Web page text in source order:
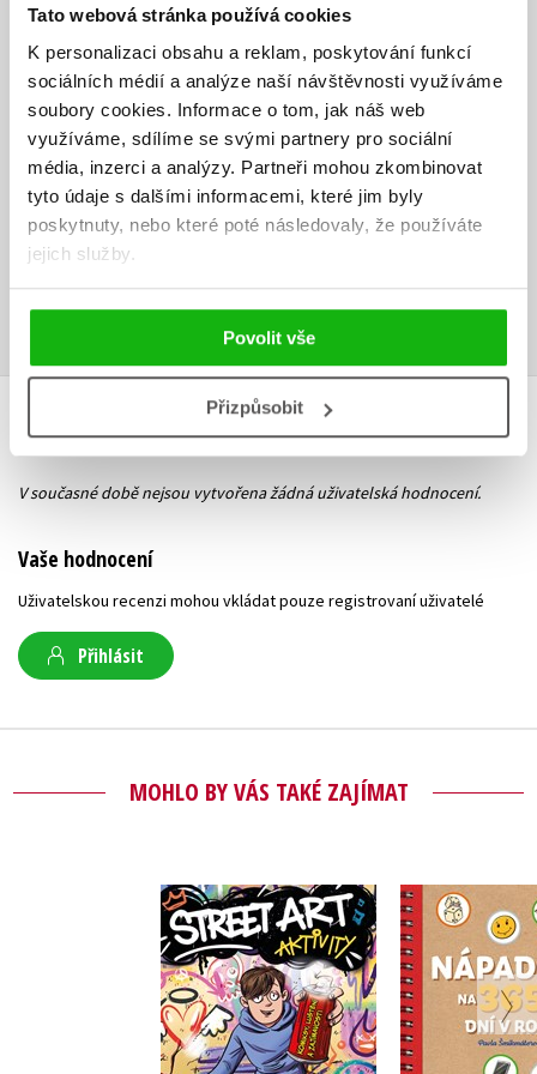
Tato webová stránka používá cookies
K personalizaci obsahu a reklam, poskytování funkcí
sociálních médií a analýze naší návštěvnosti využíváme
soubory cookies. Informace o tom, jak náš web
využíváme, sdílíme se svými partnery pro sociální
média, inzerci a analýzy. Partneři mohou zkombinovat
tyto údaje s dalšími informacemi, které jim byly
poskytnuty, nebo které poté následovaly, že používáte
jejich služby.
Povolit vše
Přizpůsobit
krásných princezen
udatné prince
mlsného draka
a mnoho dalších hladových pohádkových bytostí…
Ke stažení
Obsah.pdf Ukázka.pdf
HODNOCENÍ ČTENÁŘŮ
V současné době nejsou vytvořena žádná uživatelská hodnocení.
Vaše hodnocení
Uživatelskou recenzi mohou vkládat pouze registrovaní uživatelé
Přihlásit
MOHLO BY VÁS TAKÉ ZAJÍMAT
Street art aktivity
Pavla Šmikmátorová
Nápadník
v
Pavla